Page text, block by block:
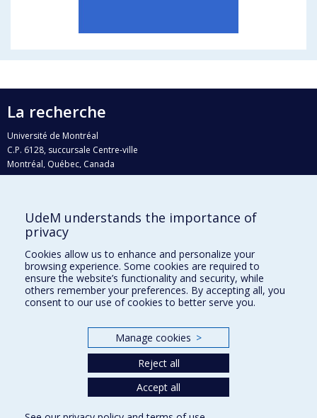
La recherche
Université de Montréal
C.P. 6128, succursale Centre-ville
Montréal, Québec, Canada
H3C 3J7
Qui fait quoi?
Nous trouver
Plan du site
Accessibilité
UdeM understands the importance of
privacy
Cookies allow us to enhance and personalize your
browsing experience. Some cookies are required to
ensure the website’s functionality and security, while
others remember your preferences. By accepting all, you
consent to our use of cookies to better serve you.
Manage cookies >
Reject all
Accept all